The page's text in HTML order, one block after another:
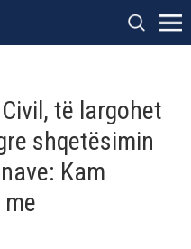
të largohet
shqetësimin
Kam